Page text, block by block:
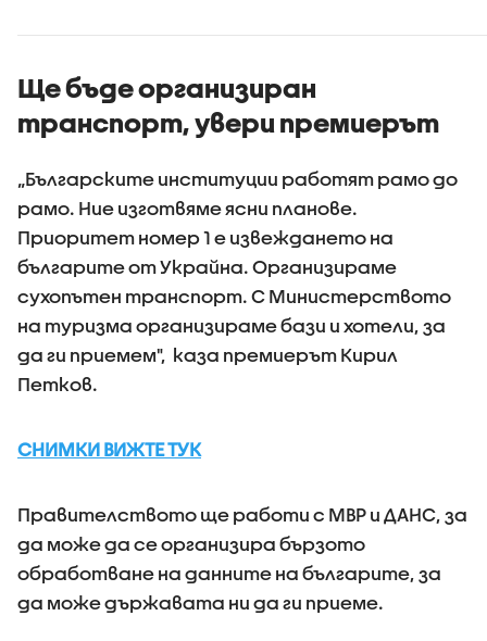
Ще бъде организиран
транспорт, увери премиерът
„Българските институции работят рамо до
рамо. Ние изготвяме ясни планове.
Приоритет номер 1 е извеждането на
българите от Украйна. Организираме
сухопътен транспорт. С Министерството
на туризма организираме бази и хотели, за
да ги приемем", каза премиерът Кирил
Петков.
СНИМКИ ВИЖТЕ ТУК
Правителството ще работи с МВР и ДАНС, за
да може да се организира бързото
обработване на данните на българите, за
да може държавата ни да ги приеме.